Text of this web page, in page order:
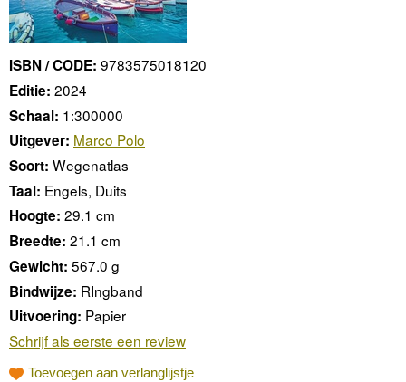
ISBN / CODE: 9783575018120
Editie: 2024
Schaal: 1:300000
Uitgever: Marco Polo
Soort: Wegenatlas
Taal: Engels, Duits
Hoogte: 29.1 cm
Breedte: 21.1 cm
Gewicht: 567.0 g
Bindwijze: RIngband
Uitvoering: Papier
Schrijf als eerste een review
Toevoegen aan verlanglijstje